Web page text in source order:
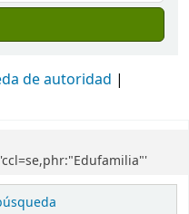
de autoridad